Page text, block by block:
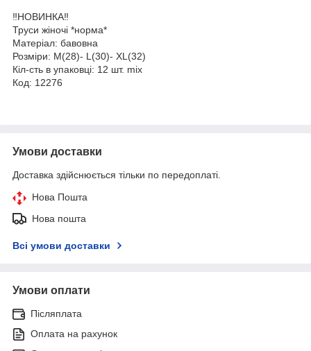
‼️НОВИНКА‼️
Труси жіночі *норма*
Матеріал: бавовна
Розміри: M(28)- L(30)- XL(32)
Кіл-сть в упаковці: 12 шт. mix
Код: 12276
Умови доставки
Доставка здійснюється тільки по передоплаті.
Нова Пошта
Нова пошта
Всі умови доставки
Умови оплати
Післяплата
Оплата на рахунок